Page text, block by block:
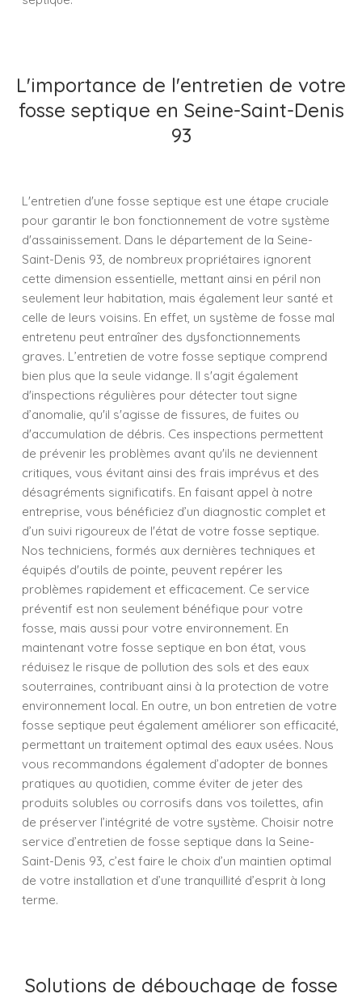
L'importance de l'entretien de votre
fosse septique en Seine-Saint-Denis
93
L'entretien d'une fosse septique est une étape cruciale
pour garantir le bon fonctionnement de votre système
d'assainissement. Dans le département de la Seine-
Saint-Denis 93, de nombreux propriétaires ignorent
cette dimension essentielle, mettant ainsi en péril non
seulement leur habitation, mais également leur santé et
celle de leurs voisins. En effet, un système de fosse mal
entretenu peut entraîner des dysfonctionnements
graves. L’entretien de votre fosse septique comprend
bien plus que la seule vidange. Il s'agit également
d'inspections régulières pour détecter tout signe
d’anomalie, qu'il s'agisse de fissures, de fuites ou
d'accumulation de débris. Ces inspections permettent
de prévenir les problèmes avant qu'ils ne deviennent
critiques, vous évitant ainsi des frais imprévus et des
désagréments significatifs. En faisant appel à notre
entreprise, vous bénéficiez d’un diagnostic complet et
d’un suivi rigoureux de l'état de votre fosse septique.
Nos techniciens, formés aux dernières techniques et
équipés d'outils de pointe, peuvent repérer les
problèmes rapidement et efficacement. Ce service
préventif est non seulement bénéfique pour votre
fosse, mais aussi pour votre environnement. En
maintenant votre fosse septique en bon état, vous
réduisez le risque de pollution des sols et des eaux
souterraines, contribuant ainsi à la protection de votre
environnement local. En outre, un bon entretien de votre
fosse septique peut également améliorer son efficacité,
permettant un traitement optimal des eaux usées. Nous
vous recommandons également d’adopter de bonnes
pratiques au quotidien, comme éviter de jeter des
produits solubles ou corrosifs dans vos toilettes, afin
de préserver l’intégrité de votre système. Choisir notre
service d’entretien de fosse septique dans la Seine-
Saint-Denis 93, c’est faire le choix d’un maintien optimal
de votre installation et d’une tranquillité d’esprit à long
terme.
Solutions de débouchage de fosse